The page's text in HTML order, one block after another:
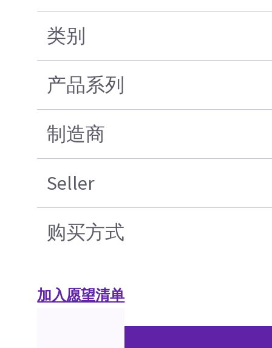
类别
产品系列
制造商
Seller
购买方式
加入愿望清单